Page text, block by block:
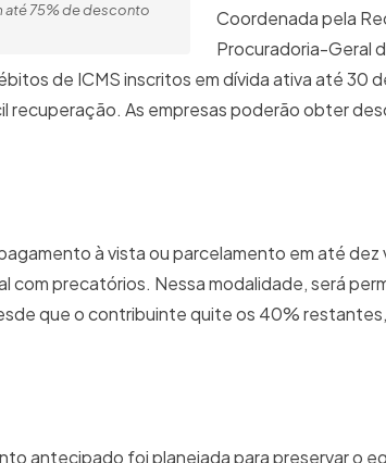
75% de desconto
Coordenada pela
Procuradoria-Geral
de ICMS inscritos em dívida ativa até 30
recuperação. As empresas poderão obter
à vista ou parcelamento em até dez
com precatórios. Nessa modalidade, será
que o contribuinte quite os 40%
antecipado foi planejada para preservar o